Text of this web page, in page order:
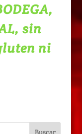
sin
ni